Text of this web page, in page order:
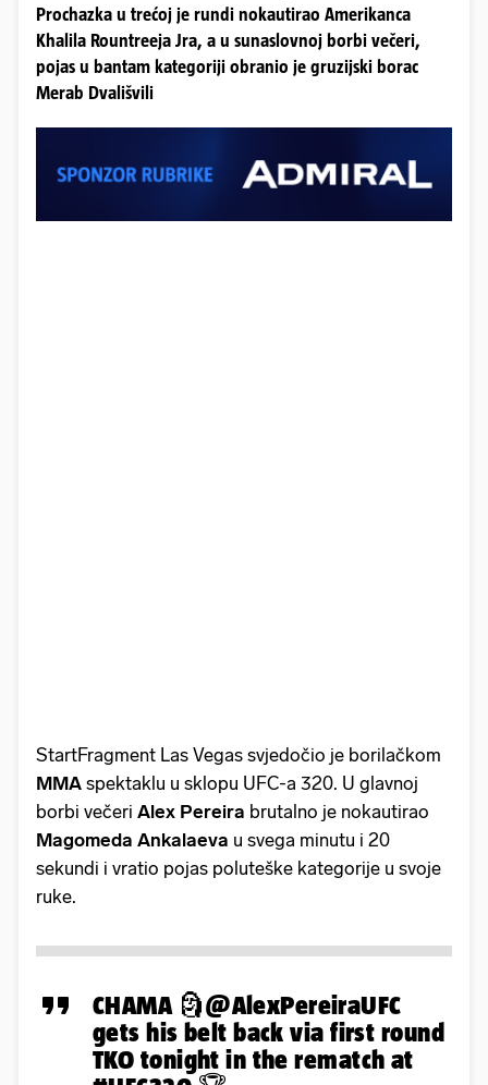
Prochazka u trećoj je rundi nokautirao Amerikanca
Khalila Rountreeja Jra, a u sunaslovnoj borbi večeri,
pojas u bantam kategoriji obranio je gruzijski borac
Merab Dvališvili
StartFragment Las Vegas svjedočio je borilačkom
MMA spektaklu u sklopu UFC-a 320. U glavnoj
borbi večeri Alex Pereira brutalno je nokautirao
Magomeda Ankalaeva u svega minutu i 20
sekundi i vratio pojas poluteške kategorije u svoje
ruke.
CHAMA 🗿@AlexPereiraUFC
gets his belt back via first round
TKO tonight in the rematch at